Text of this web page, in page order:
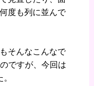
度も列に並んで
そんなこんなで
ですが、今回は